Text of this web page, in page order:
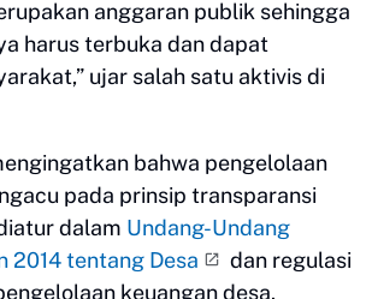
anggaran publik sehingga
harus terbuka dan dapat
ujar salah satu aktivis di
bahwa pengelolaan
pada prinsip transparansi
dalam Undang-Undang
2014 tentang Desa
dan regulasi
keuangan desa.